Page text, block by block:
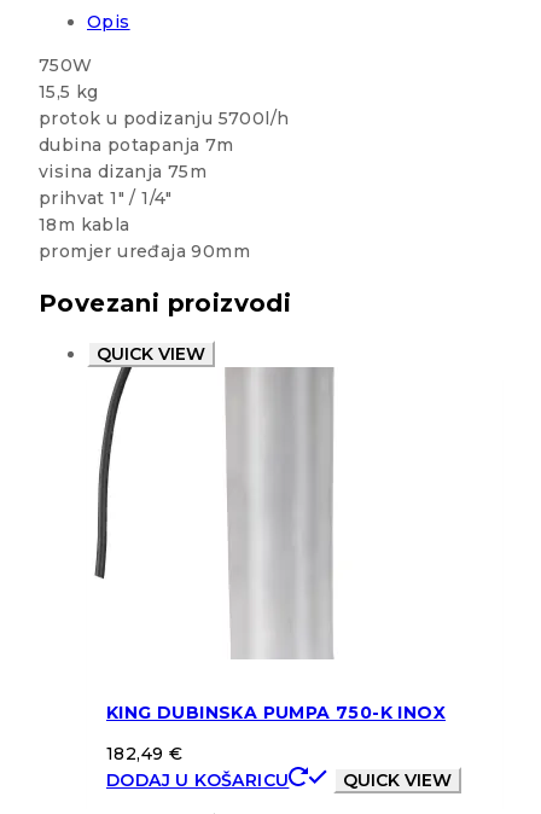
Opis
750W
15,5 kg
protok u podizanju 5700l/h
dubina potapanja 7m
visina dizanja 75m
prihvat 1″ / 1/4″
18m kabla
promjer uređaja 90mm
Povezani proizvodi
QUICK VIEW
KING DUBINSKA PUMPA 750-K INOX
182,49 €
DODAJ U KOŠARICU
QUICK VIEW